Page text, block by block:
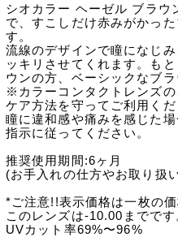
シオカラー ヘーゼル ブラウ
で、すこしだけ赤みがかっ
す。
流線のデザインで瞳になじ
ッキリさせてくれます。も
ウンの方、ベーシックなブ
※カラーコンタクトレンズ
ケア方法を守ってご利用くだ
瞳に違和感や痛みを感じた
指示に従ってください。
推奨使用期間:6ヶ月
(お手入れの仕方やお取り扱
*ご注意!!表示価格は一枚の価
このレンズは-10.00までです
UVカット率69%〜96%